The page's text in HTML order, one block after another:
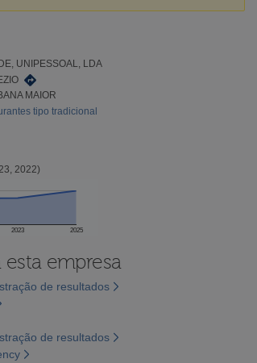
UNIPESSOAL, LDA
MAIOR
tipo tradicional
2022)
2023 2025
empresa
de resultados
de resultados